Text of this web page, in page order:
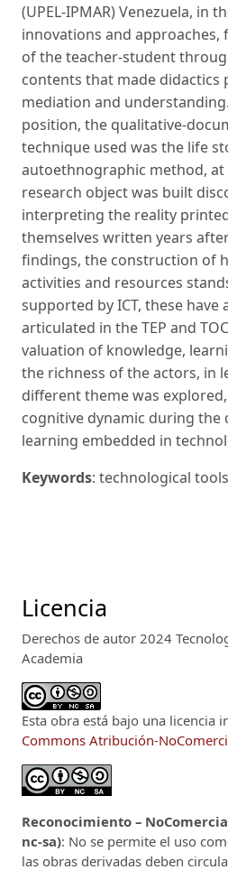
(UPEL-IPMAR) Venezuela, in
innovations and
of the teacher-student
contents that made didactics
mediation and
position, the qualitative-
technique used was the life
autoethnographic method,
research object was built
interpreting the reality
themselves written years
findings, the construction of
activities and resources
supported by ICT, these have
articulated in the TEP and
valuation of knowledge,
the richness of the actors, in
different theme was
cognitive dynamic during the
learning embedded in
Keywords: technological tools,
Licencia
Derechos de autor 2024
Academia
Esta obra está bajo una licencia
Commons Atribución-
Reconocimiento –
nc-sa): No se permite el uso
las obras derivadas deben